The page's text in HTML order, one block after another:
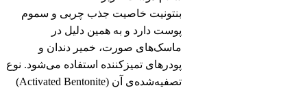
بنتونیت خاصیت جذب چربی و سموم
پوست دارد و به همین دلیل در
ماسک‌های صورت، خمیر دندان و
پودرهای تمیزکننده استفاده می‌شود. نوع
تصفیه‌شده‌ی آن (Activated Bentonite)